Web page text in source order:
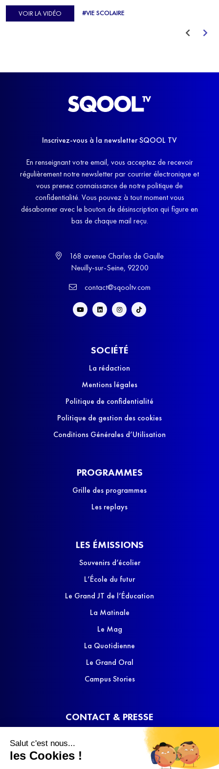
Salut c'est nous...
les Cookies !
d'Europe de Horse-ball, qui a failli abandonner ses études
avant de trouver un nouvel équilibre.
VOIR LA VIDÉO #VIE SCOLAIRE
Inscrivez-vous à la newsletter SQOOL TV
En renseignant votre email, vous acceptez de recevoir
régulièrement notre newsletter par courrier électronique et
vous prenez connaissance de notre politique de
confidentialité. Vous pouvez à tout moment vous
désabonner avec le bouton de désinscription qui figure en
bas de chaque mail reçu.
168 avenue Charles de Gaulle
Neuilly-sur-Seine, 92200
contact@sqooltv.com
SOCIÉTÉ
La rédaction
Mentions légales
Politique de confidentialité
Politique de gestion des cookies
Conditions Générales d’Utilisation
PROGRAMMES
Grille des programmes
Les replays
LES ÉMISSIONS
Souvenirs d’écolier
L’École du futur
Le Grand JT de l’Éducation
La Matinale
Le Mag
La Quotidienne
Le Grand Oral
Campus Stories
CONTACT & PRESSE